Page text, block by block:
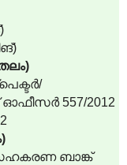
557/2012
സഹകരണ ബാങ്ക്